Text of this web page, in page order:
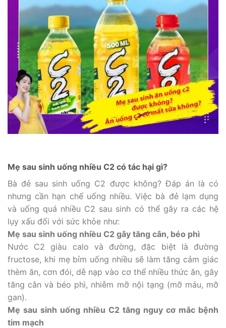
Mẹ sau sinh uống nhiều C2 có tác hại gì?
Bà đẻ sau sinh uống C2 được không? Đáp án là có
nhưng cần hạn chế uống nhiều. Việc bà đẻ lạm dụng
và uống quá nhiều C2 sau sinh có thể gây ra các hệ
lụy xấu đối với sức khỏe như:
Mẹ sau sinh uống nhiều C2 gây tăng cân, béo phì
Nước C2 giàu calo và đường, đặc biệt là đường
fructose, khi mẹ bỉm uống nhiều sẽ làm tăng cảm giác
thèm ăn, cơn đói, dễ nạp vào cơ thể nhiều thức ăn, gây
tăng cân và béo phì, nhiễm mỡ nội tạng (mỡ máu, mỡ
gan).
Mẹ sau sinh uống nhiều C2 tăng nguy cơ mắc bệnh
tim mạch